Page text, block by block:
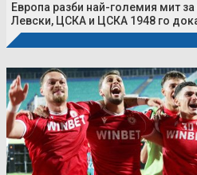
Европа разби най-големия мит
Левски, ЦСКА и ЦСКА 1948 го